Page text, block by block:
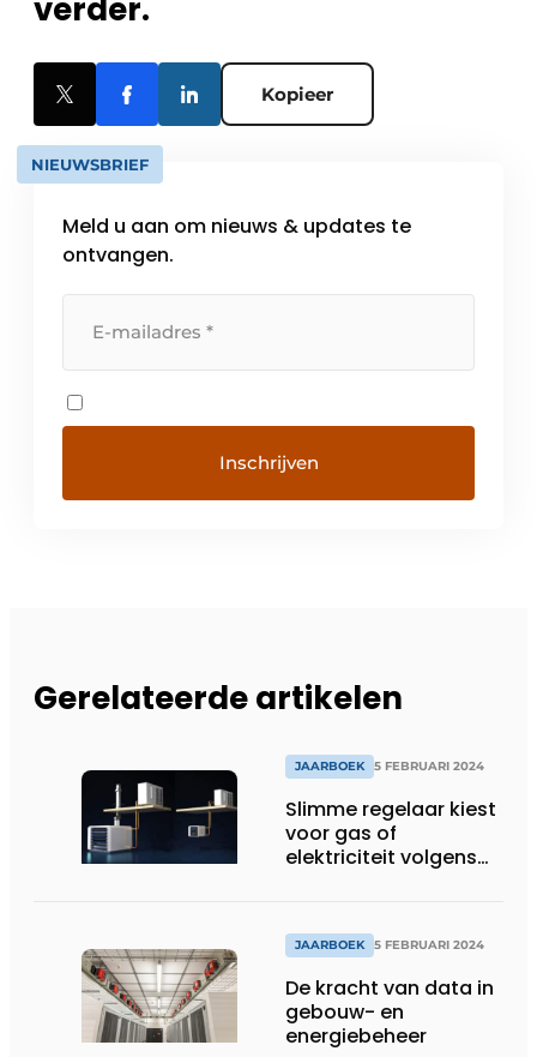
verder.
Kopieer
NIEUWSBRIEF
Meld u aan om nieuws & updates te
ontvangen.
Gerelateerde artikelen
JAARBOEK 5 FEBRUARI 2024
Slimme regelaar kiest
voor gas of
elektriciteit volgens
JAARBOEK 5 FEBRUARI 2024
De kracht van data in
gebouw- en
energiebeheer